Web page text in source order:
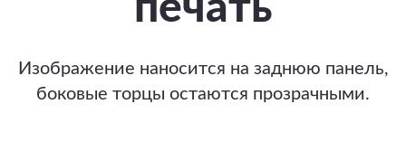
Изображение наносится на заднюю панель,
боковые торцы остаются прозрачными.